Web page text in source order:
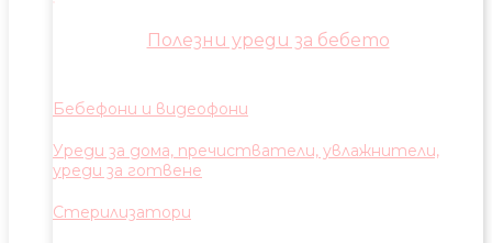
Полезни уреди за бебето
Бебефони и видеофони
Уреди за дома, пречистватели, увлажнители,
уреди за готвене
Стерилизатори